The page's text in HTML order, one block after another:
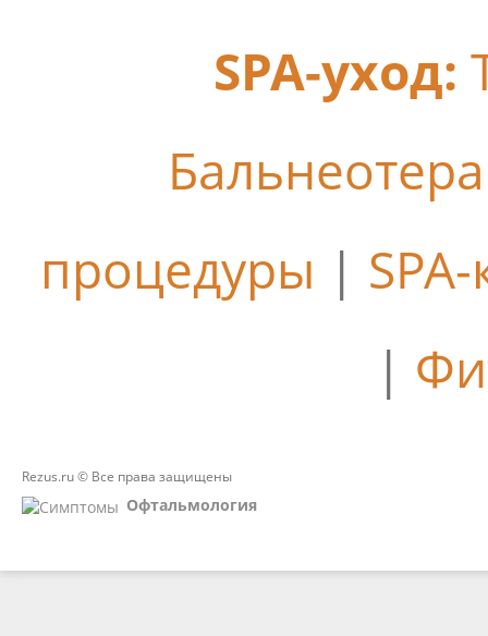
SPA-уход:
процедуры |
|
Rezus.ru © Все права защищены
Офтальмология